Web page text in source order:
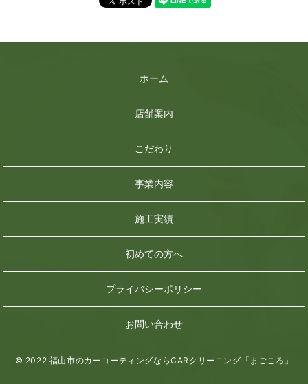
ホーム
店舗案内
こだわり
事業内容
施工実績
初めての方へ
プライバシーポリシー
お問い合わせ
© 2022 福山市のカーコーティングならCARクリーニング「まごころ」